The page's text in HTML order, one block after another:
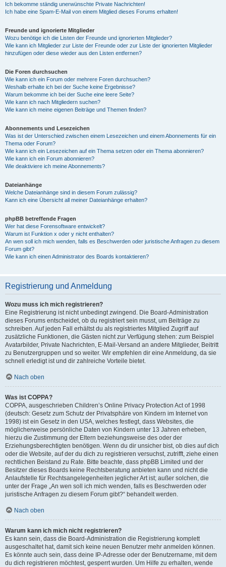
Ich bekomme ständig unerwünschte Private Nachrichten!
Ich habe eine Spam-E-Mail von einem Mitglied dieses Forums erhalten!
Freunde und ignorierte Mitglieder
Wozu benötige ich die Listen der Freunde und ignorierten Mitglieder?
Wie kann ich Mitglieder zur Liste der Freunde oder zur Liste der ignorierten Mitglieder
hinzufügen oder diese wieder aus den Listen entfernen?
Die Foren durchsuchen
Wie kann ich ein Forum oder mehrere Foren durchsuchen?
Weshalb erhalte ich bei der Suche keine Ergebnisse?
Warum bekomme ich bei der Suche eine leere Seite?
Wie kann ich nach Mitgliedern suchen?
Wie kann ich meine eigenen Beiträge und Themen finden?
Abonnements und Lesezeichen
Was ist der Unterschied zwischen einem Lesezeichen und einem Abonnements für ein
Thema oder Forum?
Wie kann ich ein Lesezeichen auf ein Thema setzen oder ein Thema abonnieren?
Wie kann ich ein Forum abonnieren?
Wie deaktiviere ich meine Abonnements?
Dateianhänge
Welche Dateianhänge sind in diesem Forum zulässig?
Kann ich eine Übersicht all meiner Dateianhänge erhalten?
phpBB betreffende Fragen
Wer hat diese Forensoftware entwickelt?
Warum ist Funktion x oder y nicht enthalten?
An wen soll ich mich wenden, falls es Beschwerden oder juristische Anfragen zu diesem
Forum gibt?
Wie kann ich einen Administrator des Boards kontaktieren?
Registrierung und Anmeldung
Wozu muss ich mich registrieren?
Eine Registrierung ist nicht unbedingt zwingend. Die Board-Administration
dieses Forums entscheidet, ob du registriert sein musst, um Beiträge zu
schreiben. Auf jeden Fall erhältst du als registriertes Mitglied Zugriff auf
zusätzliche Funktionen, die Gästen nicht zur Verfügung stehen: zum Beispiel
Avatarbilder, Private Nachrichten, E-Mail-Versand an andere Mitglieder, Beitritt
zu Benutzergruppen und so weiter. Wir empfehlen dir eine Anmeldung, da sie
schnell erledigt ist und dir zahlreiche Vorteile bietet.
Nach oben
Was ist COPPA?
COPPA, ausgeschrieben Children’s Online Privacy Protection Act of 1998
(deutsch: Gesetz zum Schutz der Privatsphäre von Kindern im Internet von
1998) ist ein Gesetz in den USA, welches festlegt, dass Websites, die
möglicherweise persönliche Daten von Kindern unter 13 Jahren erheben,
hierzu die Zustimmung der Eltern beziehungsweise des oder der
Erziehungsberechtigten benötigen. Wenn du dir unsicher bist, ob dies auf dich
oder die Website, auf der du dich zu registrieren versuchst, zutrifft, ziehe einen
rechtlichen Beistand zu Rate. Bitte beachte, dass phpBB Limited und der
Besitzer dieses Boards keine Rechtsberatung anbieten kann und nicht die
Anlaufstelle für Rechtsangelegenheiten jeglicher Art ist; außer solchen, die
unter der Frage „An wen soll ich mich wenden, falls es Beschwerden oder
juristische Anfragen zu diesem Forum gibt?“ behandelt werden.
Nach oben
Warum kann ich mich nicht registrieren?
Es kann sein, dass die Board-Administration die Registrierung komplett
ausgeschaltet hat, damit sich keine neuen Benutzer mehr anmelden können.
Es könnte auch sein, dass deine IP-Adresse oder der Benutzername, mit dem
du dich registrieren möchtest, gesperrt wurden. Um Hilfe zu erhalten, wende